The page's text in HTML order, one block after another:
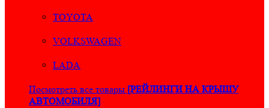
TOYOTA
VOLKSWAGEN
LADA
Посмотреть все товары [РЕЙЛИНГИ НА КРЫШУ
АВТОМОБИЛЯ]